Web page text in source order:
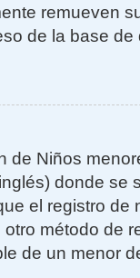
remueven
de la base
de Niños
donde se
el registro de
método de
de un menor